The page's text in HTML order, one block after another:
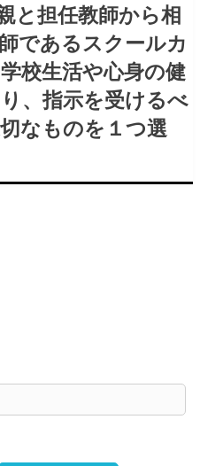
と担任教師から相
であるスクールカ
校生活や心身の健
、指示を受けるべ
なものを１つ選